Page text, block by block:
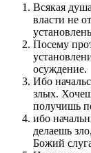
Всякая
власти не
Посему
осуждение.
Ибо
злых.
получишь
ибо
делаешь
Божий